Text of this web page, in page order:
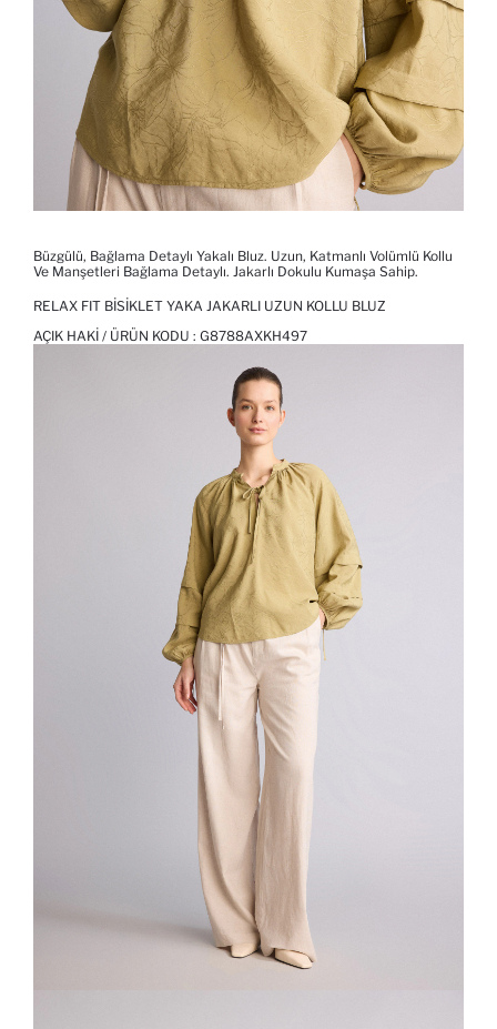
Büzgülü, Bağlama Detaylı Yakalı Bluz. Uzun, Katmanlı Volümlü Kollu
Ve Manşetleri Bağlama Detaylı. Jakarlı Dokulu Kumaşa Sahip.
RELAX FIT BISIKLET YAKA JAKARLI UZUN KOLLU BLUZ
AÇIK HAKI / ÜRÜN KODU : G8788AXKH497